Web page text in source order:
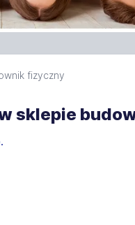
fizyczny
sklepie